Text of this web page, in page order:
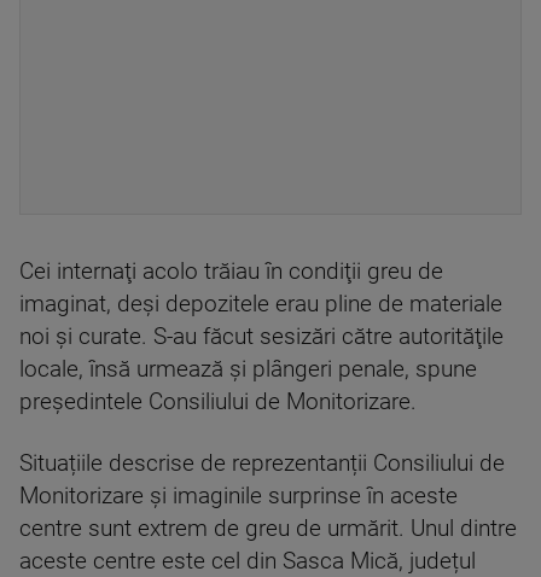
Cei internaţi acolo trăiau în condiţii greu de
imaginat, deşi depozitele erau pline de materiale
noi şi curate. S-au făcut sesizări către autorităţile
locale, însă urmează şi plângeri penale, spune
preşedintele Consiliului de Monitorizare.
Situațiile descrise de reprezentanții Consiliului de
Monitorizare și imaginile surprinse în aceste
centre sunt extrem de greu de urmărit. Unul dintre
aceste centre este cel din Sasca Mică, județul